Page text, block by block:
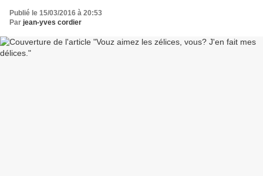
Publié le 15/03/2016 à 20:53
Par jean-yves cordier